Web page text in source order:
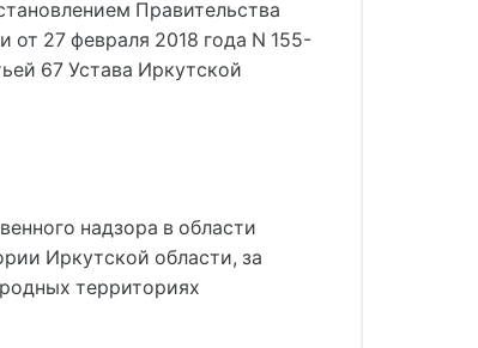
Правительства
от 27 февраля 2018 года N 155-
67 Устава Иркутской
надзора в области
Иркутской области, за
территориях